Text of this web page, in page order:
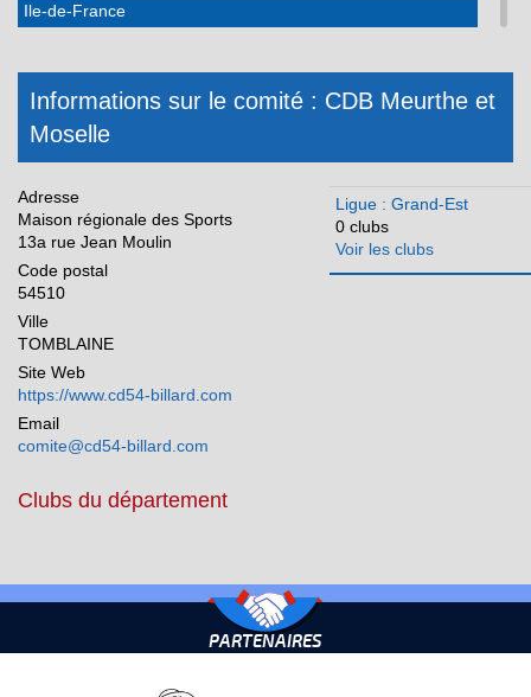
Ile-de-France
Méditerranée
Normandie
Occitanie
Pays de la Loire
Réunion
Informations sur le comité : CDB Meurthe et
Moselle
Adresse
Maison régionale des Sports
13a rue Jean Moulin
Code postal
54510
Ville
TOMBLAINE
Site Web
https://www.cd54-billard.com
Email
comite@cd54-billard.com
Ligue : Grand-Est
0 clubs
Voir les clubs
Clubs du département
PARTENAIRES